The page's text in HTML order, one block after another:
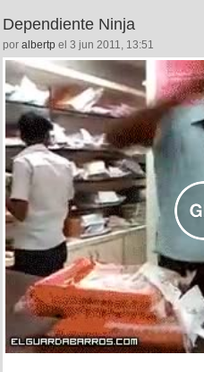
Dependiente Ninja
por albertp el 3 jun 2011, 13:51